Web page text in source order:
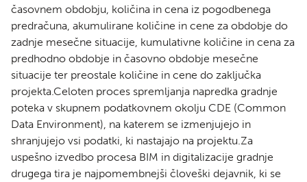
časovnem obdobju, količina in cena iz pogodbenega
predračuna, akumulirane količine in cene za obdobje do
zadnje mesečne situacije, kumulativne količine in cena za
predhodno obdobje in časovno obdobje mesečne
situacije ter preostale količine in cene do zaključka
projekta.Celoten proces spremljanja napredka gradnje
poteka v skupnem podatkovnem okolju CDE (Common
Data Environment), na katerem se izmenjujejo in
shranjujejo vsi podatki, ki nastajajo na projektu.Za
uspešno izvedbo procesa BIM in digitalizacije gradnje
drugega tira je najpomembnejši človeški dejavnik, ki se